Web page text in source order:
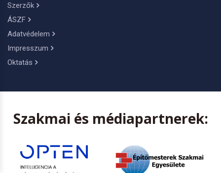
Szerzők
ÁSZF
Adatvédelem
Impresszum
Oktatás
Szakmai és médiapartnerek: